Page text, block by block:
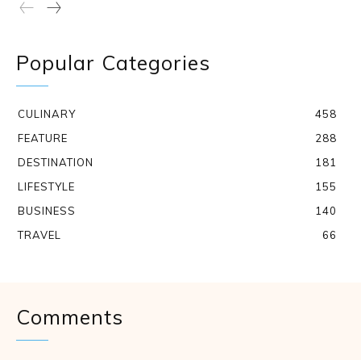
Popular Categories
CULINARY
458
FEATURE
288
DESTINATION
181
LIFESTYLE
155
BUSINESS
140
TRAVEL
66
Comments